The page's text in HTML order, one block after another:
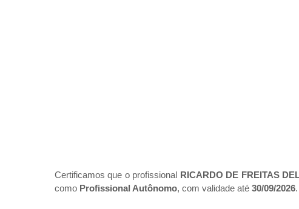
Certificamos que o profissional RICARDO DE FREITAS
como Profissional Autônomo, com validade até 30/09/2026.